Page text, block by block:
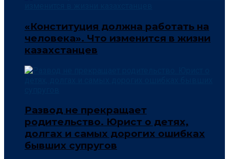
«Конституция должна работать на
человека». Что изменится в жизни
казахстанцев
Развод не прекращает
родительство. Юрист о детях,
долгах и самых дорогих ошибках
бывших супругов